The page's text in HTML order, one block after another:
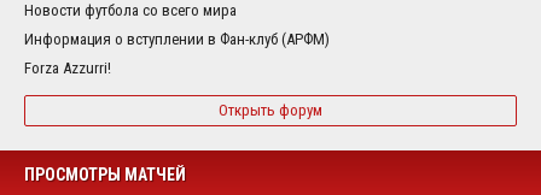
Новости футбола со всего мира
Информация о вступлении в Фан-клуб (АРФМ)
Forza Azzurri!
Открыть форум
ПРОСМОТРЫ МАТЧЕЙ